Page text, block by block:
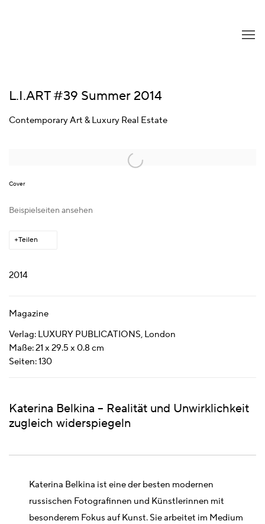
L.I.ART #39 Summer 2014
Contemporary Art & Luxury Real Estate
Open a larger version of the following image in a popup:
Cover
Beispielseiten ansehen
Teilen
2014
Magazine
Verlag: LUXURY PUBLICATIONS, London
Maße: 21 x 29.5 x 0.8 cm
Seiten: 130
Katerina Belkina – Realität und Unwirklichkeit
zugleich widerspiegeln
Katerina Belkina ist eine der besten modernen
russischen Fotografinnen und Künstlerinnen mit
besonderem Fokus auf Kunst. Sie arbeitet im Medium